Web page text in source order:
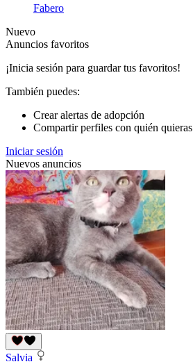
Fabero
Nuevo
Anuncios favoritos
¡Inicia sesión para guardar tus favoritos!
También puedes:
Crear alertas de adopción
Compartir perfiles con quién quieras
Iniciar sesión
Nuevos anuncios
Salvia